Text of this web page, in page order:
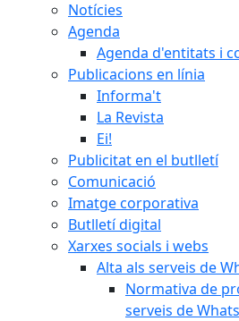
Notícies
Agenda
Agenda d'entitats i
Publicacions en línia
Informa't
La Revista
Ei!
Publicitat en el butlletí
Comunicació
Imatge corporativa
Butlletí digital
Xarxes socials i webs
Alta als serveis de
Normativa de
serveis de